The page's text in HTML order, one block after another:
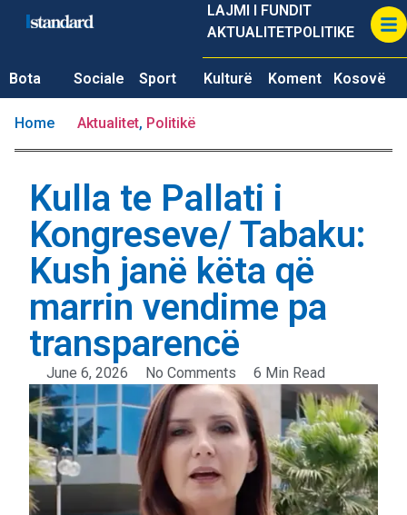
LAJMI I FUNDIT
AKTUALITETPOLITIKE
Bota Sociale Sport Kulturë Koment Kosovë
Home Aktualitet, Politikë
Kulla te Pallati i
Kongreseve/ Tabaku:
Kush janë këta që
marrin vendime pa
transparencë
June 6, 2026 No Comments 6 Min Read